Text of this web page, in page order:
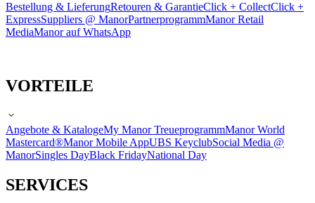
Bestellung & LieferungRetouren & GarantieClick + CollectClick +
ExpressSuppliers @ ManorPartnerprogrammManor Retail
MediaManor auf WhatsApp
VORTEILE
Angebote & KatalogeMy Manor TreueprogrammManor World
Mastercard®Manor Mobile AppUBS KeyclubSocial Media @
ManorSingles DayBlack FridayNational Day
SERVICES